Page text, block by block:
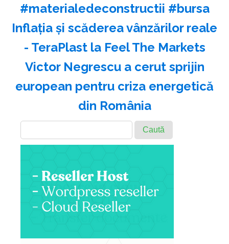
#materialedeconstructii #bursa
Inflația și scăderea vânzărilor reale
- TeraPlast la Feel The Markets
Victor Negrescu a cerut sprijin
european pentru criza energetică
din România